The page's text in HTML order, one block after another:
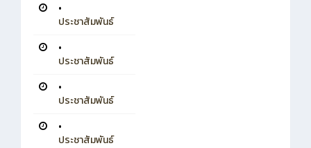
•
ประชาสัมพันธ์
•
ประชาสัมพันธ์
•
ประชาสัมพันธ์
•
ประชาสัมพันธ์